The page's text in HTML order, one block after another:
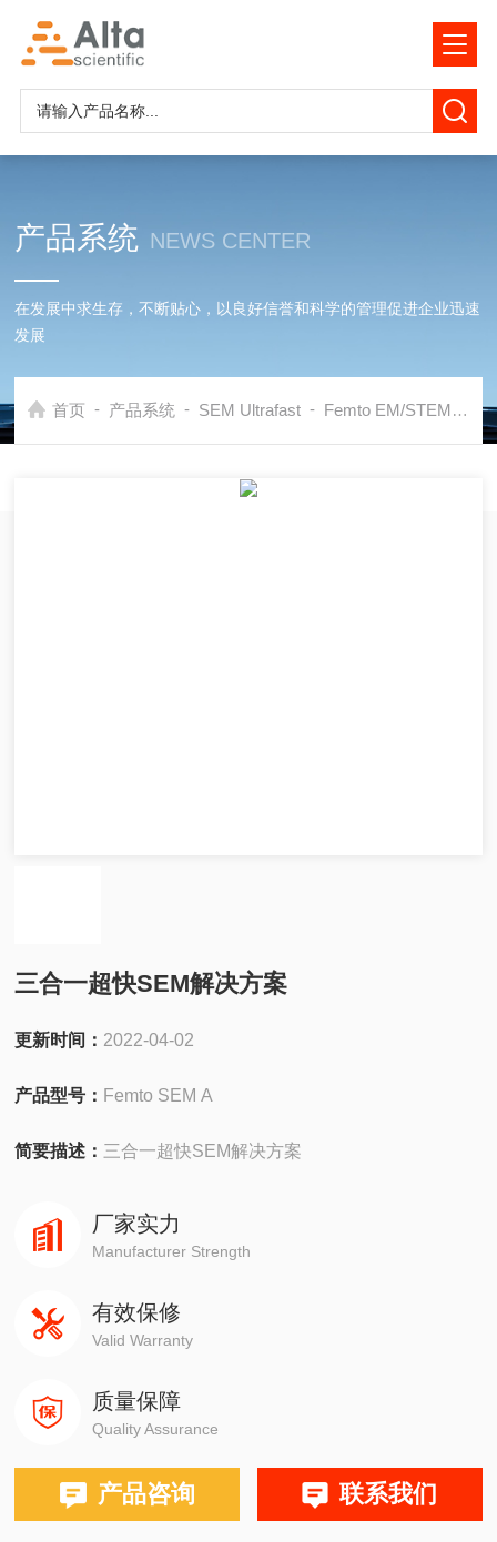
产品系统 NEWS CENTER
在发展中求生存，不断贴心，以良好信誉和科学的管理促进企业迅速
发展
首页 - 产品系统 - SEM Ultrafast - Femto EM/STEM
三合一超快SEM解决方案
更新时间： 2022-04-02
产品型号： Femto SEM A
简要描述： 三合一超快SEM解决方案
厂家实力
Manufacturer Strength
有效保修
Valid Warranty
质量保障
Quality Assurance
产品咨询 联系我们